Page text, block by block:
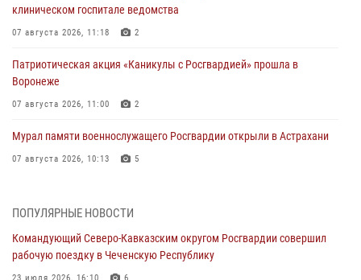
клиническом госпитале ведомства
07 августа 2026, 11:18 2
Патриотическая акция «Каникулы с Росгвардией» прошла в
Воронеже
07 августа 2026, 11:00 2
Мурал памяти военнослужащего Росгвардии открыли в Астрахани
07 августа 2026, 10:13 5
Росгвардии по мини-футболу
При содействии спецназа Росгвардии задержаны подозреваемые в
ПОПУЛЯРНЫЕ НОВОСТИ
Командующий Северо-Кавказским округом Росгвардии совершил
рабочую поездку в Чеченскую Республику
23 июля 2026, 16:10 6